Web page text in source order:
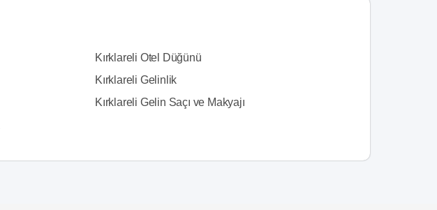
Kırklareli Otel Düğünü
Kırklareli Gelinlik
Kırklareli Gelin Saçı ve Makyajı